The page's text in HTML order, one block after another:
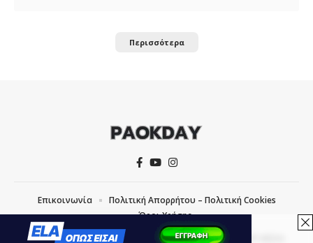
Περισσότερα
COPYRIGHT © 2026 PAOKDAY | CREATED WITH
Επικοινωνία
Πολιτική Απορρήτου – Πολιτική Cookies
Όροι Χρήσης